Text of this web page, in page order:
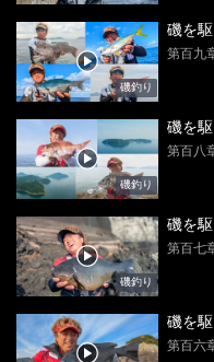
磯釣り
磯を
第百九
磯釣り
磯を
第百八
磯釣り
磯を
第百七
磯を
第百六